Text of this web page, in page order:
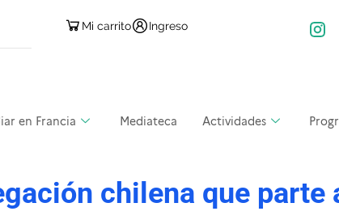
Mi carrito Ingreso
en Francia Mediateca Actividades
chilena que parte